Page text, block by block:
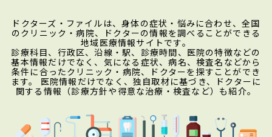
ドクターズ・ファイルは、身体の症状・悩みに合わせ、全国
のクリニック・病院、ドクターの情報を調べることができる
地域医療情報サイトです。
診療科目、行政区、沿線・駅、診療時間、医院の特徴などの
基本情報だけでなく、気になる症状、病名、検査名などから
条件に合ったクリニック・病院、ドクターを探すことができ
ます。 医院情報だけでなく、独自取材に基づき、ドクターに
関する情報（診療方針や得意な治療・検査など）も紹介。